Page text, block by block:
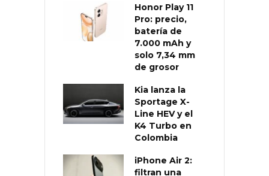
Honor Play 11
Pro: precio,
batería de
7.000 mAh y
solo 7,34 mm
de grosor
Kia lanza la
Sportage X-
Line HEV y el
K4 Turbo en
Colombia
iPhone Air 2:
filtran una